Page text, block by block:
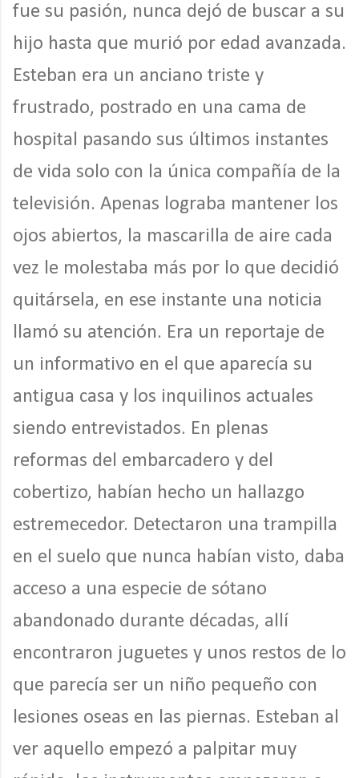
fue su pasión, nunca dejó de buscar a su
hijo hasta que murió por edad avanzada.
Esteban era un anciano triste y
frustrado, postrado en una cama de
hospital pasando sus últimos instantes
de vida solo con la única compañía de la
televisión. Apenas lograba mantener los
ojos abiertos, la mascarilla de aire cada
vez le molestaba más por lo que decidió
quitársela, en ese instante una noticia
llamó su atención. Era un reportaje de
un informativo en el que aparecía su
antigua casa y los inquilinos actuales
siendo entrevistados. En plenas
reformas del embarcadero y del
cobertizo, habían hecho un hallazgo
estremecedor. Detectaron una trampilla
en el suelo que nunca habían visto, daba
acceso a una especie de sótano
abandonado durante décadas, allí
encontraron juguetes y unos restos de lo
que parecía ser un niño pequeño con
lesiones oseas en las piernas. Esteban al
ver aquello empezó a palpitar muy